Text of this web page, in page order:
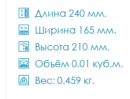
Длина 240 мм.
Ширина 165 мм.
Высота 210 мм.
Объём 0.01 куб.м.
Вес: 0.459 кг.